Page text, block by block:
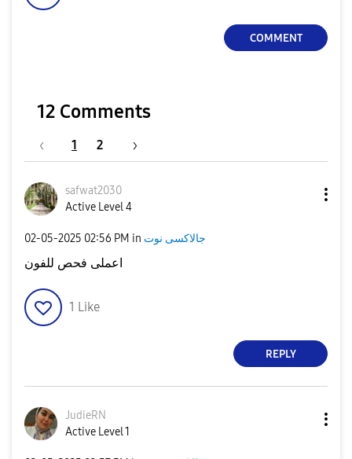
COMMENT
12 Comments
1 2
safwat2030
Active Level 4
‎02-05-2025 02:56 PM in جالاكسى نوت
اعملى فحص للفون
1 Like
REPLY
JudieRN
Active Level 1